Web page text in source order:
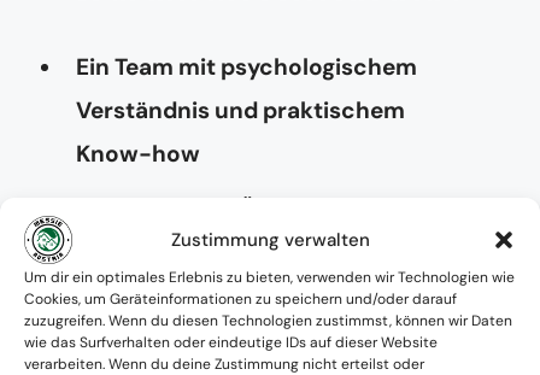
Zustimmung verwalten
Um dir ein optimales Erlebnis zu bieten, verwenden wir Technologien wie
Cookies, um Geräteinformationen zu speichern und/oder darauf
zuzugreifen. Wenn du diesen Technologien zustimmst, können wir Daten
wie das Surfverhalten oder eindeutige IDs auf dieser Website
verarbeiten. Wenn du deine Zustimmung nicht erteilst oder
Ein Team mit psychologischem
Verständnis und praktischem
Know-how
Absolute Diskretion & keine
Zusammenarbeit mit Ämtern ohne
Einverständnis